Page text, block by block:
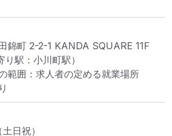
錦町 2-2-1 KANDA SQUARE 11F
り駅：小川町駅）
範囲：求人者の定める就業場所
日祝）